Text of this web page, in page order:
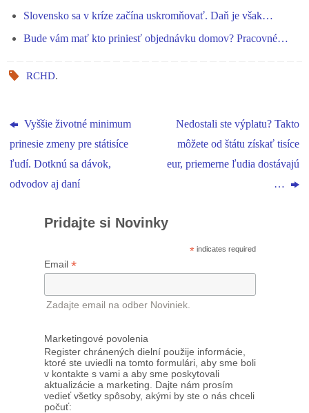
Slovensko sa v kríze začína uskromňovať. Daň je však…
Bude vám mať kto priniesť objednávku domov? Pracovné…
RCHD.
Vyššie životné minimum
prinesie zmeny pre státisíce
ľudí. Dotknú sa dávok,
odvodov aj daní
Nedostali ste výplatu? Takto
môžete od štátu získať tisíce
eur, priemerne ľudia dostávajú
…
Pridajte si Novinky
* indicates required
Email *
Zadajte email na odber Noviniek.
Marketingové povolenia
Register chránených dielní použije informácie,
ktoré ste uviedli na tomto formulári, aby sme boli
v kontakte s vami a aby sme poskytovali
aktualizácie a marketing. Dajte nám prosím
vedieť všetky spôsoby, akými by ste o nás chceli
počuť: